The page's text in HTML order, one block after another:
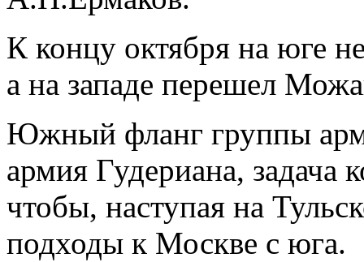
К концу октября на юге
а на западе перешел
Южный фланг группы
армия Гудериана, задача
чтобы, наступая на
подходы к Москве с юга.